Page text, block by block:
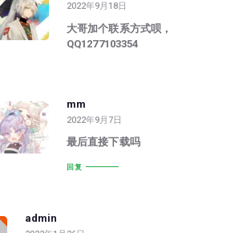
2022年9月18日
大哥加个联系方式呗，
QQ1277103354
mm
2022年9月7日
最后直接下载吗
回复
admin